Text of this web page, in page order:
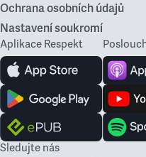
Ochrana osobních údajů
Nastavení soukromí
Aplikace Respekt
Sledujte nás